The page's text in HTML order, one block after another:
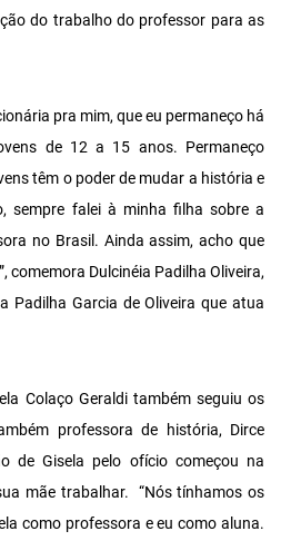
do trabalho do professor para as
pra mim, que eu permaneço há
de 12 a 15 anos. Permaneço
têm o poder de mudar a história e
sempre falei à minha filha sobre a
no Brasil. Ainda assim, acho que
comemora Dulcinéia Padilha Oliveira,
Padilha Garcia de Oliveira que atua
Colaço Geraldi também seguiu os
professora de história, Dirce
de Gisela pelo ofício começou na
mãe trabalhar. “Nós tínhamos os
como professora e eu como aluna.